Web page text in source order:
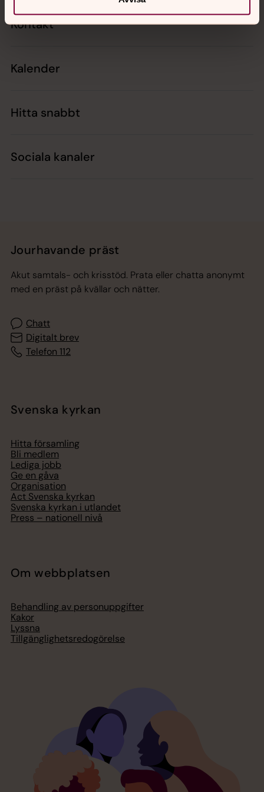
Kontakt
Kalender
Hitta snabbt
Sociala kanaler
Jourhavande präst
Akut samtals- och krisstöd. Prata eller chatta anonymt
med en präst på kvällar och nätter.
Chatt
Digitalt brev
Telefon 112
Svenska kyrkan
Hitta församling
Bli medlem
Lediga jobb
Ge en gåva
Organisation
Act Svenska kyrkan
Svenska kyrkan i utlandet
Press – nationell nivå
Om webbplatsen
Behandling av personuppgifter
Kakor
Lyssna
Tillgänglighetsredogörelse